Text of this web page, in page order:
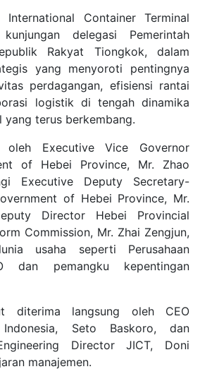
Container Terminal
delegasi Pemerintah
Rakyat Tiongkok, dalam
yang menyoroti pentingnya
perdagangan, efisiensi rantai
logistik di tengah dinamika
yang terus berkembang.
oleh Executive Vice Governor
of Hebei Province, Mr. Zhao
Executive Deputy Secretary-
of Hebei Province, Mr.
Director Hebei Provincial
Commission, Mr. Zhai Zengjun,
usaha seperti Perusahaan
dan pemangku kepentingan
diterima langsung oleh CEO
Seto Baskoro, dan
Director JICT, Doni
manajemen.